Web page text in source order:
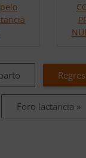
Foro lactancia »